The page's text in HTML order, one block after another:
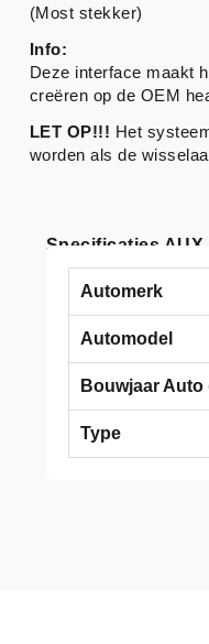
Specificaties
Automerk
Automodel
Bouwjaar Auto
Type
(Most stekker)
Info:
Deze interface maakt
creëren op de OEM
LET OP!!! Het
worden als de